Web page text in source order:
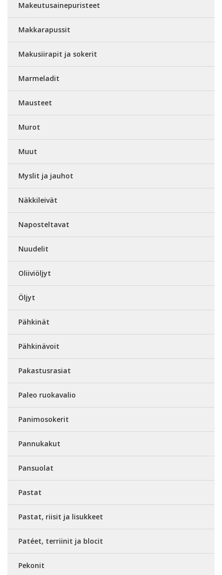
Makeutusainepuristeet
Makkarapussit
Makusiirapit ja sokerit
Marmeladit
Mausteet
Murot
Muut
Myslit ja jauhot
Näkkileivät
Naposteltavat
Nuudelit
Oliiviöljyt
Öljyt
Pähkinät
Pähkinävoit
Pakastusrasiat
Paleo ruokavalio
Panimosokerit
Pannukakut
Pansuolat
Pastat
Pastat, riisit ja lisukkeet
Patéet, terriinit ja blocit
Pekonit